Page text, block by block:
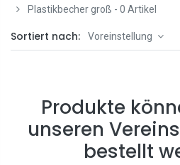
Plastikbecher groß - 0 Artikel
Sortiert nach: Voreinstellung
Produkte
unseren
bestellt